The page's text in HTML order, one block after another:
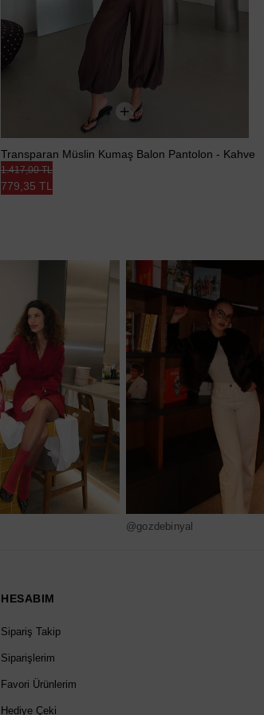
Transparan Müslin Kumaş Balon Pantolon - Kahve
779,35 TL
1.417,00 TL
@gozdebinyal
HESABIM
Sipariş Takip
Siparişlerim
Favori Ürünlerim
Hediye Çeki